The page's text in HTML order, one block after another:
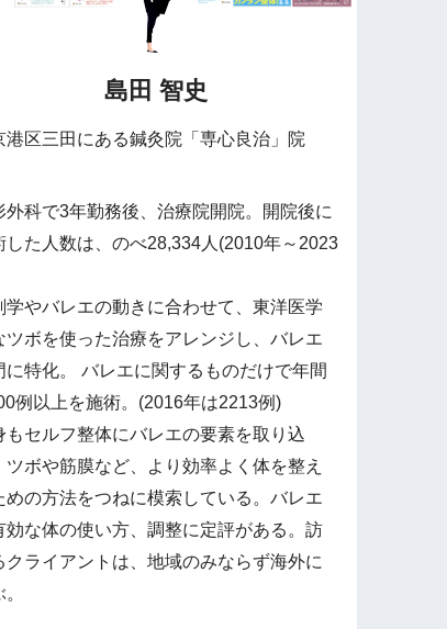
島田 智史
港区三田にある鍼灸院「専心良治」院
外科で3年勤務後、治療院開院。開院後に
した人数は、のべ28,334人(2010年～2023
学やバレエの動きに合わせて、東洋医学
ツボを使った治療をアレンジし、バレエ
に特化。 バレエに関するものだけで年間
例以上を施術。(2016年は2213例)
もセルフ整体にバレエの要素を取り込
ツボや筋膜など、より効率よく体を整え
めの方法をつねに模索している。バレエ
効な体の使い方、調整に定評がある。訪
クライアントは、地域のみならず海外に